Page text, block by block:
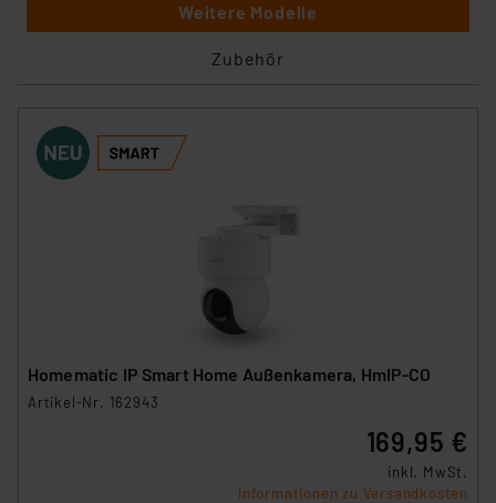
Weitere Modelle
Zubehör
Homematic IP Smart Home Außenkamera, HmIP-CO
Artikel-Nr. 162943
169,95 €
inkl. MwSt.
Informationen zu Versandkosten